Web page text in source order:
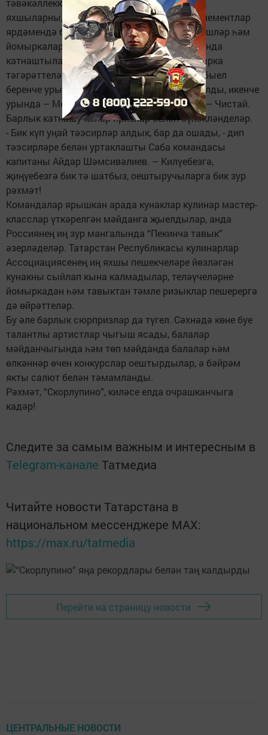
тәвәкәллеккә, җитезлеккә ярыштылар. Ә иң
яхшыларны, әлбәттә инде, нәкъ тә шушы элементлар
ярдәмендә билгеләделәр – алар резин чебешләр һәм
йомыркалар ыргыттылар, әтәчләр сугышында
катнаштылар һәм стадион буенча зур йомырка
тәгәрәттеләр. Конкурс нәтиҗәләре буенча, быел
беренче урынны Саба районы командасы алды, икенче
урында – Менделеевск районы, ә өченчедә – Чистай.
Барлык катнашучылар призлар белән бүләкләнделәр.
- Бик күп уңай тәэсирләр алдык, бар да ошады, - дип
тәэсирләре белән уртаклашты Саба командасы
капитаны Айдар Шәмсивәлиев. – Килүебезгә,
җиңүебезгә бик тә шатбыз, оештыручыларга бик зур
рәхмәт!
Командалар ярышкан арада кунаклар кулинар мастер-
класслар үткәрелгән мәйданга җыелдылар, анда
Россиянең иң зур мангалында “Пекинча тавык”
әзерләделәр. Татарстан Республикасы кулинарлар
Ассоциациясенең иң яхшы пешекчеләре йөзләгән
кунакны сыйлап кына калмадылар, теләүчеләрне
йомыркадан һәм тавыктан тәмле ризыклар пешерергә
дә өйрәттеләр.
Бу әле барлык сюрпризлар да түгел. Сәхнәдә көне буе
талантлы артистлар чыгыш ясады, балалар
мәйданчыгында һәм төп мәйданда балалар һәм
өлкәннәр өчен конкурслар оештырдылар, ә бәйрәм
якты салют белән тәмамланды.
Рәхмәт, “Скорлупино”, киләсе елда очрашканчыга
кадәр!
Следите за самым важным и интересным в
Telegram-канале Татмедиа
Читайте новости Татарстана в
национальном мессенджере MАХ:
https://max.ru/tatmedia
Перейти на страницу новости
ЦЕНТРАЛЬНЫЕ НОВОСТИ